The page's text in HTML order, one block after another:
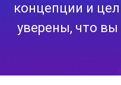
концепции и
уверены, что вы